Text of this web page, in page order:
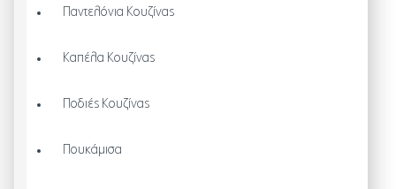
Παντελόνια Κουζίνας
Καπέλα Κουζίνας
Ποδιές Κουζίνας
Πουκάμισα